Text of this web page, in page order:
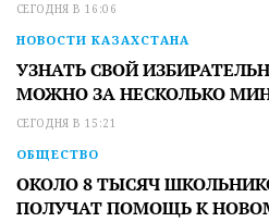
СЕГОДНЯ В 16:06
НОВОСТИ КАЗАХСТАНА
УЗНАТЬ СВОЙ
МОЖНО ЗА НЕСКОЛЬКО
СЕГОДНЯ В 15:21
ОБЩЕСТВО
ОКОЛО 8 ТЫСЯЧ
ПОЛУЧАТ ПОМОЩЬ К